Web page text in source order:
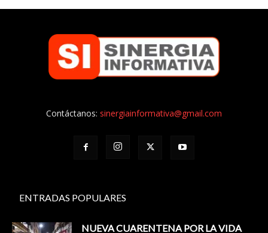
Contáctanos: sinergiainformativa@gmail.com
ENTRADAS POPULARES
NUEVA CUARENTENA POR LA VIDA